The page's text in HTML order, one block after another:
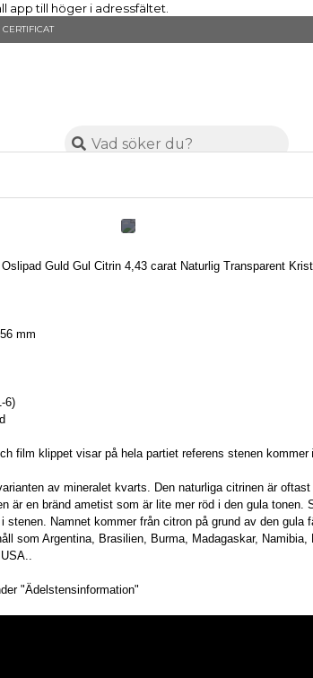
app till höger i adressfältet.
Guld Gul Citrin 4,43 carat Naturlig Transparent
mm
6)
film klippet visar på hela partiet referens stenen kommer
av mineralet kvarts. Den naturliga citrinen är
är en bränd ametist som är lite mer röd i den gula tonen.
stenen. Namnet kommer från citron på grund av den gula
som Argentina, Brasilien, Burma, Madagaskar, Namibia,
"Ädelstensinformation"